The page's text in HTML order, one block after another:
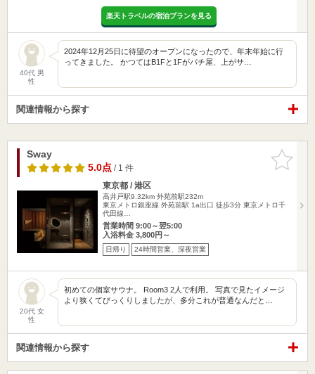
楽天トラベルの宿泊プランを見る
40代 男
性
2024年12月25日に待望のオープンになったので、年末年始に行
ってきました。 かつてはB1Fと1Fがパチ屋、上がサ…
関連情報から探す
お気に入
りに追加
Sway
5.0点/ 1 件
東京都 / 港区
高井戸駅9.32km 外苑前駅232m
東京メトロ銀座線 外苑前駅 1a出口 徒歩3分 東京メトロ千
代田線…
営業時間 9:00～翌5:00
入浴料金 3,800円～
日帰り 24時間営業、深夜営業
20代 女
性
初めての個室サウナ。 Room3 2人で利用。 写真で見たイメージ
より狭くてびっくりしましたが、多分これが普通なんだと…
関連情報から探す